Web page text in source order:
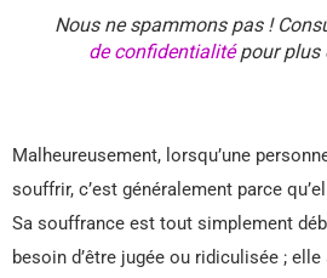
Nous ne spammons pas !
de confidentialitépour plus
Malheureusement, lorsqu’une
souffrir, c’est généralement parce
Sa souffrance est tout simplement
besoin d’être jugée ou ridiculisée ; elle